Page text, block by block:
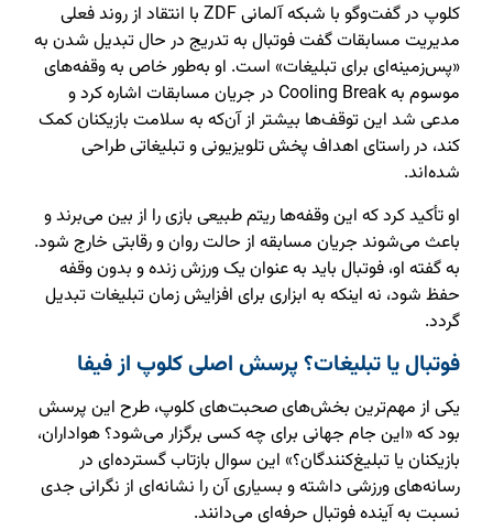
کلوپ در گفت‌وگو با شبکه آلمانی ZDF با انتقاد از روند فعلی
مدیریت مسابقات گفت فوتبال به تدریج در حال تبدیل شدن به
«پس‌زمینه‌ای برای تبلیغات» است. او به‌طور خاص به وقفه‌های
موسوم به Cooling Break در جریان مسابقات اشاره کرد و
مدعی شد این توقف‌ها بیشتر از آن‌که به سلامت بازیکنان کمک
کند، در راستای اهداف پخش تلویزیونی و تبلیغاتی طراحی
شده‌اند.
او تأکید کرد که این وقفه‌ها ریتم طبیعی بازی را از بین می‌برند و
باعث می‌شوند جریان مسابقه از حالت روان و رقابتی خارج شود.
به گفته او، فوتبال باید به عنوان یک ورزش زنده و بدون وقفه
حفظ شود، نه اینکه به ابزاری برای افزایش زمان تبلیغات تبدیل
گردد.
فوتبال یا تبلیغات؟ پرسش اصلی کلوپ از فیفا
یکی از مهم‌ترین بخش‌های صحبت‌های کلوپ، طرح این پرسش
بود که «این جام جهانی برای چه کسی برگزار می‌شود؟ هواداران،
بازیکنان یا تبلیغ‌کنندگان؟» این سوال بازتاب گسترده‌ای در
رسانه‌های ورزشی داشته و بسیاری آن را نشانه‌ای از نگرانی جدی
نسبت به آینده فوتبال حرفه‌ای می‌دانند.